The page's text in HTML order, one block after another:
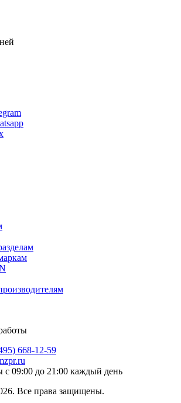
668-12-59
с 09:00 до 21:00 каждый день
Все права защищены.